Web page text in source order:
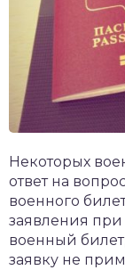
Некоторых
ответ на
военного
заявления при
военный
заявку не